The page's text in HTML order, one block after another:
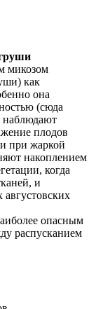
микозом
как
она
(сюда
наблюдают
плодов
при жаркой
накоплением
когда
и
опасным
распусканием